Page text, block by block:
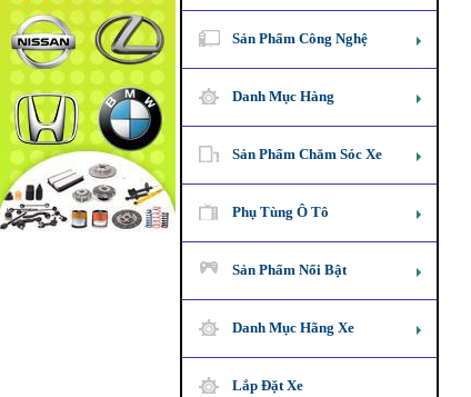
Sản Phẩm Công Nghệ
Danh Mục Hàng
Sản Phẩm Chăm Sóc Xe
Phụ Tùng Ô Tô
Sản Phẩm Nổi Bật
Danh Mục Hãng Xe
Lắp Đặt Xe